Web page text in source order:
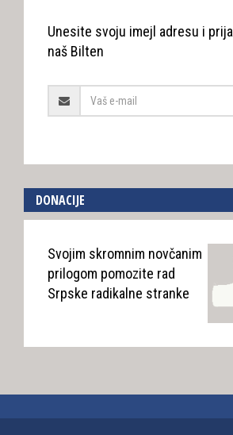
Unesite svoju imejl adresu i
naš Bilten
DONACIJE
Svojim skromnim novčanim
prilogom pomozite rad
Srpske radikalne stranke